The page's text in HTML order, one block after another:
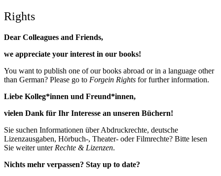
Rights
Dear Colleagues and Friends,
we appreciate your interest in our books!
You want to publish one of our books abroad or in a language other
than German? Please go to Forgein Rights for further information.
Liebe Kolleg*innen und Freund*innen,
vielen Dank für Ihr Interesse an unseren Büchern!
Sie suchen Informationen über Abdruckrechte, deutsche
Lizenzausgaben, Hörbuch-, Theater- oder Filmrechte? Bitte lesen
Sie weiter unter Rechte & Lizenzen.
Nichts mehr verpassen? Stay up to date?